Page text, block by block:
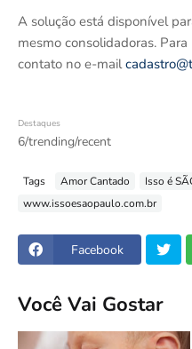
A solução está disponível
mesmo consolidadoras.
contato no e-mail
Destaques
6/trending/recent
Tags Amor Cantado Isso é
www.issoesaopaulo.com.br
Facebook
Você Vai Gostar